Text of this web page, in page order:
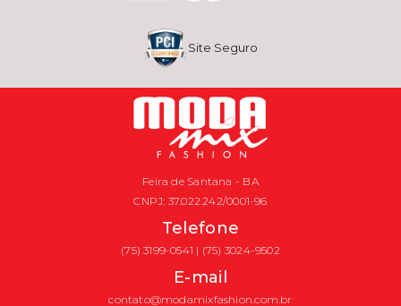
Site Seguro
Feira de Santana - BA
CNPJ: 37.022.242/0001-96
Telefone
(75) 3199-0541 | (75) 3024-9502
E-mail
contato@modamixfashion.com.br